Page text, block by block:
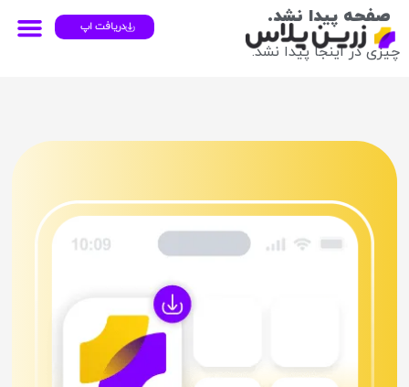
دریافت اپ صفحه پیدا نشد.
چیزی در اینجا پیدا نشد.